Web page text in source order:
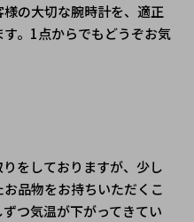
の大切な腕時計を、適正
。1点からでもどうぞお気
をしておりますが、少し
品物をお持ちいただくこ
つ気温が下がってきてい